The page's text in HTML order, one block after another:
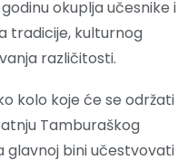
okuplja učesnike i
tradicije, kulturnog
različitosti.
kolo koje će se održati
Tamburaškog
glavnoj bini učestvovati